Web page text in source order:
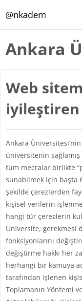
@nkadem
Ankara
Web
iyileştiren
Ankara
üniversitenin
tüm mecralar birlikte
sunabilmek için başta
şekilde çerezlerden
kişisel verilerin
hangi tür çerezlerin
Üniversite, gerekmesi
fonksiyonlarını
değiştirme hakkı her
herhangi bir kamuya
tarafından işlenen
Toplamanın Yöntemi